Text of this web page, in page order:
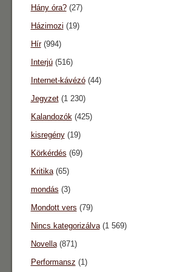
Hány óra?(27)
Házimozi (19)
Hír(994)
Interjú(516)
Internet-kávézó(44)
Jegyzet(1 230)
Kalandozók(425)
kisregény(19)
Körkérdés (69)
Kritika(65)
mondás (3)
Mondott vers (79)
Nincs kategorizálva(1 569)
Novella(871)
Performansz (1)